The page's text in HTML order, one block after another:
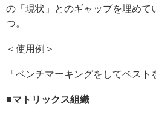
の「現状」とのギャップを埋めて
つ。
＜使用例＞
「ベンチマーキングをしてベスト
■マトリックス組織